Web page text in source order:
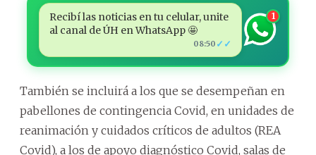
Recibí las noticias en tu celular, unite
al canal de ÚH en WhatsApp 🤩
08:50 ✓✓
1
También se incluirá a los que se desempeñan en
pabellones de contingencia Covid, en unidades de
reanimación y cuidados críticos de adultos (REA
Covid), a los de apoyo diagnóstico Covid, salas de